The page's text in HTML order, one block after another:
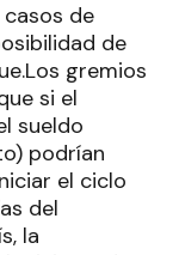
de
de
gremios
si el
sueldo
podrían
el ciclo
del
la